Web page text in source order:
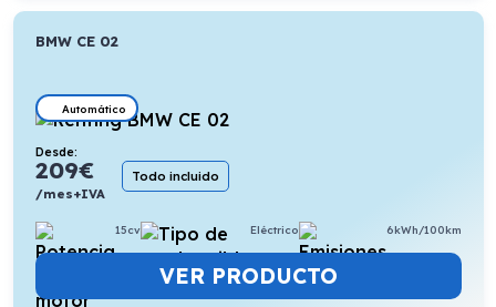
BMW CE 02
Automático
Desde:
209€
/mes+IVA
Todo incluido
15cv Eléctrico 6kWh/100km
VER PRODUCTO